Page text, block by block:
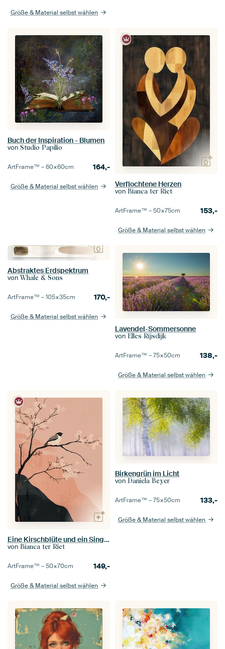
Größe & Material selbst wählen
Buch der Inspiration - Blumen
von Studio Papilio
ArtFrame™ –60×60cm 164,-
Größe & Material selbst wählen Verflochtene Herzen
von Bianca ter Riet
ArtFrame™ –50×75cm 153,-
Größe & Material selbst wählen
Abstraktes Erdspektrum
von Whale & Sons
ArtFrame™ –105×35cm 170,-
Größe & Material selbst wählen
Lavendel-Sommersonne
von Elles Rijsdijk
ArtFrame™ –75×50cm 138,-
Größe & Material selbst wählen
Eine Kirschblüte und ein Singvogel
von Bianca ter Riet
ArtFrame™ –50×70cm 149,-
Größe & Material selbst wählen
Birkengrün im Licht
von Daniela Beyer
ArtFrame™ –75×50cm 133,-
Größe & Material selbst wählen